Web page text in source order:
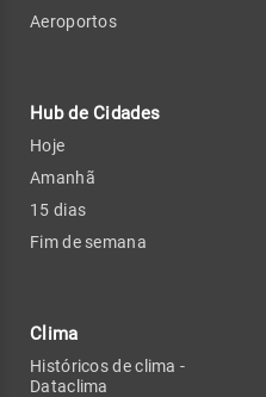
Aeroportos
Hub de Cidades
Hoje
Amanhã
15 dias
Fim de semana
Clima
Históricos de clima -
Dataclima